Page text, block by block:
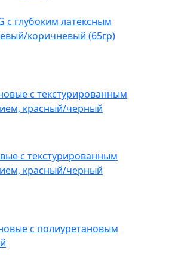
с глубоким латексным
коричневый (65гр)
с текстурированным
красный/черный